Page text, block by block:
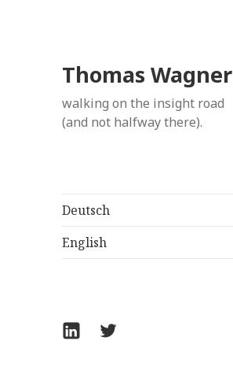
Thomas Wagner
walking on the insight road
(and not halfway there).
Deutsch
English
LinkedInTwitter